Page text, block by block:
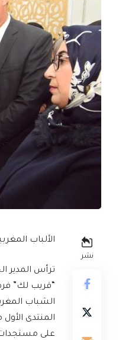
نشر
الألباب
ترأس المدير
الشباب
على مستجدات